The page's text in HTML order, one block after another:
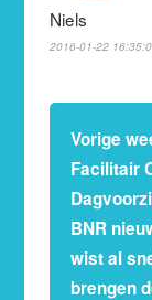
Niels
2016-01-22
Vorige
Facilitair
BNR
wist al
brengen